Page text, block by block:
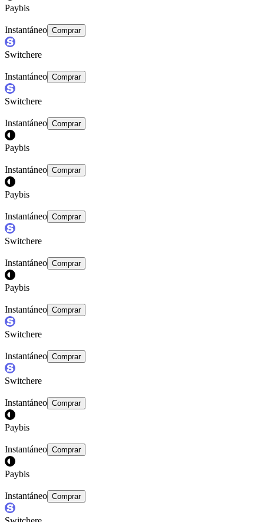
Paybis
Instantáneo Comprar
Switchere
Instantáneo Comprar
Switchere
Instantáneo Comprar
Paybis
Instantáneo Comprar
Paybis
Instantáneo Comprar
Switchere
Instantáneo Comprar
Paybis
Instantáneo Comprar
Switchere
Instantáneo Comprar
Switchere
Instantáneo Comprar
Paybis
Instantáneo Comprar
Paybis
Instantáneo Comprar